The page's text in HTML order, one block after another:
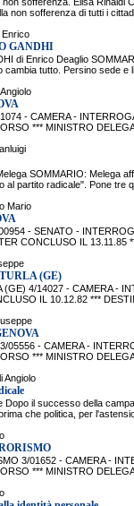
non sofferenza di tutti i
Enrico
GANDHI
di Enrico Deaglio
cambia tutto. Persino sede
- CAMERA -
*** MINISTRO
SOMMARIO: Melega
al partito radicale". Pone tre
Mario
- SENATO -
CONCLUSO IL
(GE)
4/14027 - CAMERA -
IL 10.12.82 ***
05556 - CAMERA -
*** MINISTRO
Angiolo
Dopo il successo della
che politica, per
3/01652 - CAMERA -
*** MINISTRO